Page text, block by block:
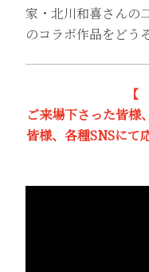
家・北川和喜さんの
のコラボ作品をどう
【
ご来場下さった皆
皆様、各種SNSにて